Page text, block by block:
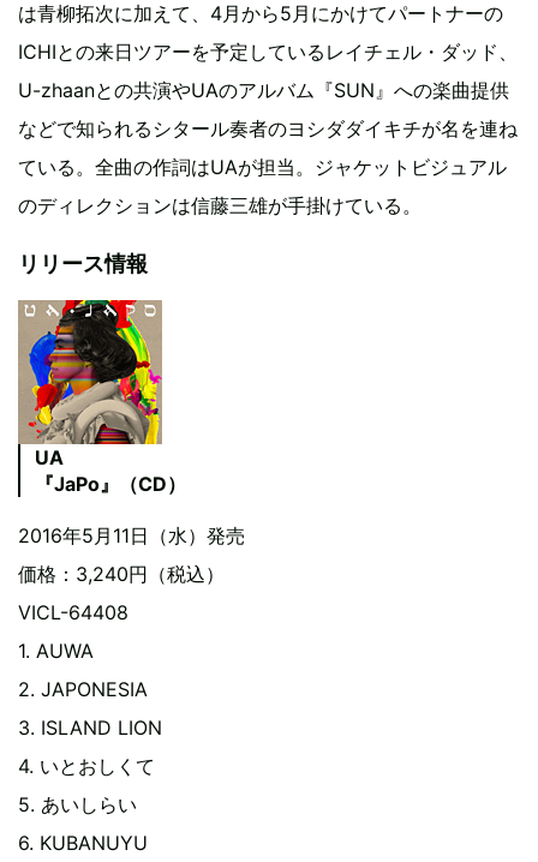
は青柳拓次に加えて、4月から5月にかけてパートナーの
ICHIとの来日ツアーを予定しているレイチェル・ダッド、
U-zhaanとの共演やUAのアルバム『SUN』への楽曲提供
などで知られるシタール奏者のヨシダダイキチが名を連ね
ている。全曲の作詞はUAが担当。ジャケットビジュアル
のディレクションは信藤三雄が手掛けている。
リリース情報
UA
『JaPo』（CD）
2016年5月11日（水）発売
価格：3,240円（税込）
VICL-64408
1. AUWA
2. JAPONESIA
3. ISLAND LION
4. いとおしくて
5. あいしらい
6. KUBANUYU